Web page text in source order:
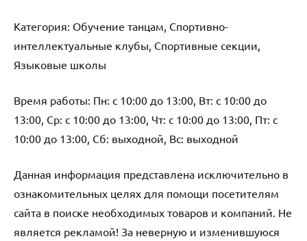
Категория: Обучение танцам, Спортивно-
интеллектуальные клубы, Спортивные секции,
Языковые школы
Время работы: Пн: с 10:00 до 13:00, Вт: с 10:00 до
13:00, Ср: с 10:00 до 13:00, Чт: с 10:00 до 13:00, Пт: с
10:00 до 13:00, Сб: выходной, Вс: выходной
Данная информация представлена исключительно в
ознакомительных целях для помощи посетителям
сайта в поиске необходимых товаров и компаний. Не
является рекламой! За неверную и изменившуюся